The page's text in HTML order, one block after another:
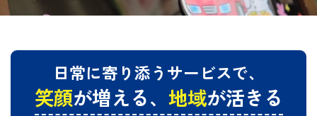
日常に寄り添うサービスで、
笑顔が増える、 地域が活きる